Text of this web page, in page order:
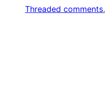
Threaded comments,